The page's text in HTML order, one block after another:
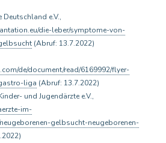
e.V.,
die-leber/symptome-von-
(Abruf: 13.7.2022)
de/document/read/6169992/flyer-
liga (Abruf: 13.7.2022)
und Jugendärzte e.V.,
im-
gelbsucht-neugeborenen-